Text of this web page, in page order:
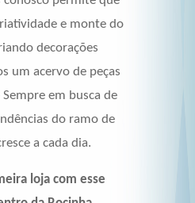
e monte do
decorações
um acervo de peças
em busca de
do ramo de
a cada dia.
loja com esse